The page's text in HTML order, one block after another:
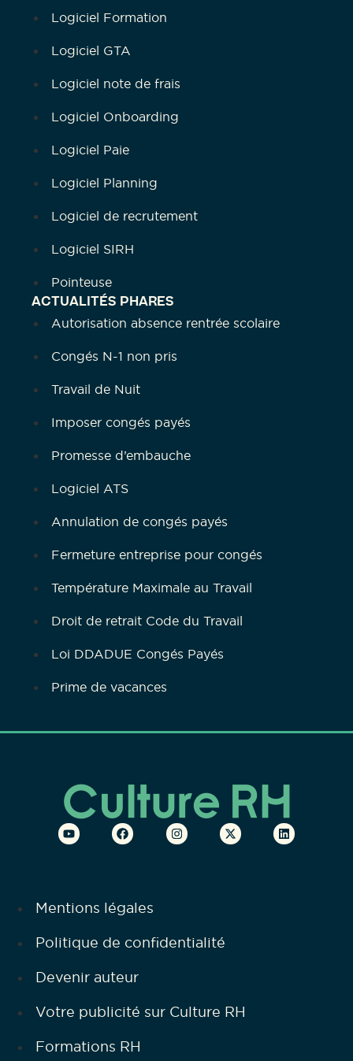
Logiciel Formation
Logiciel GTA
Logiciel note de frais
Logiciel Onboarding
Logiciel Paie
Logiciel Planning
Logiciel de recrutement
Logiciel SIRH
Pointeuse
ACTUALITÉS PHARES
Autorisation absence rentrée scolaire
Congés N-1 non pris
Travail de Nuit
Imposer congés payés
Promesse d’embauche
Logiciel ATS
Annulation de congés payés
Fermeture entreprise pour congés
Température Maximale au Travail
Droit de retrait Code du Travail
Loi DDADUE Congés Payés
Prime de vacances
Mentions légales
Politique de confidentialité
Devenir auteur
Votre publicité sur Culture RH
Formations RH